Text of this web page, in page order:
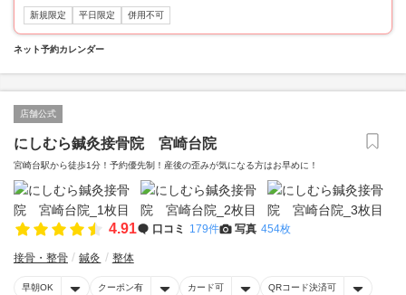
新規限定 平日限定 併用不可
ネット予約カレンダー
店舗公式
にしむら鍼灸接骨院 宮崎台院
宮崎台駅から徒歩1分！予約優先制！産後の歪みが気になる方はお早めに！
4.91 口コミ 179件 写真 454枚
接骨・整骨 鍼灸 整体
早朝OK クーポン有 カード可 QRコード決済可